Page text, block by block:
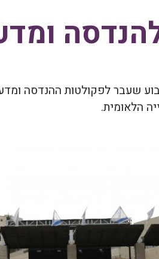
שעבר לפקולטות ההנדסה
הלאומית.